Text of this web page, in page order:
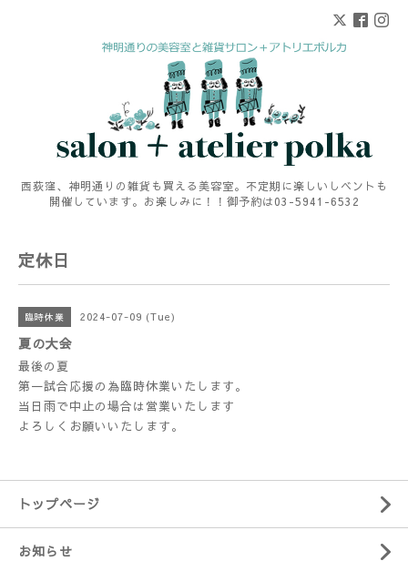
西荻窪、神明通りの雑貨も買える美容室。不定期に楽しいしベントも
開催しています。お楽しみに！！御予約は03-5941-6532
定休日
臨時休業 2024-07-09 (Tue)
夏の大会
最後の夏
第一試合応援の為臨時休業いたします。
当日雨で中止の場合は営業いたします
よろしくお願いいたします。
トップページ
お知らせ